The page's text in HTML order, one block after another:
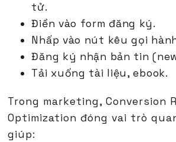
tử.
Điền vào form đăng ký.
Nhấp vào nút kêu gọi
Đăng ký nhận bản tin
Tải xuống tài liệu, ebook.
Trong marketing, Conversion
Optimization đóng vai trò
giúp: